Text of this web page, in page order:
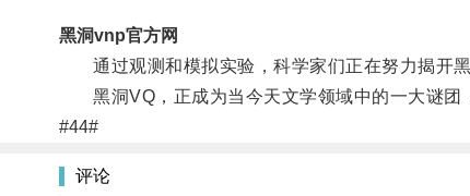
黑洞vnp官方网
通过观测和模拟实验，科学家们正在努力揭开黑
黑洞VQ，正成为当今天文学领域中的一大谜团
#44#
评论